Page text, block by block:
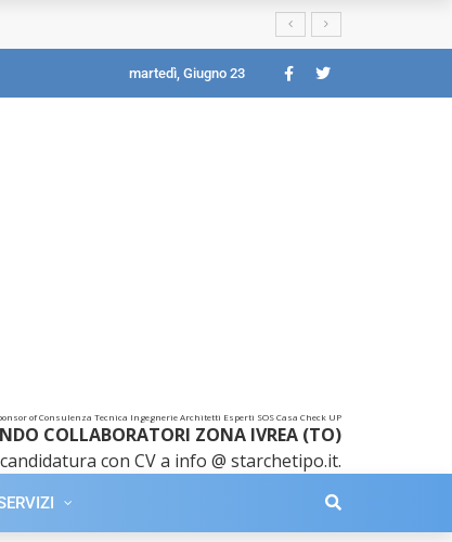
martedì, Giugno 23
of Consulenza Tecnica Ingegnerie Architetti Esperti SOS Casa Check UP
COLLABORATORI ZONA IVREA (TO)
con CV a info @ starchetipo.it.